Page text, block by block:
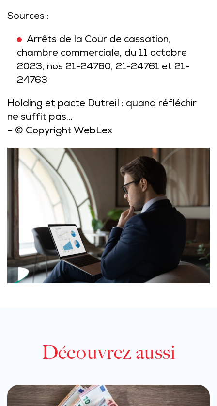
Sources :
Arrêts de la Cour de cassation,
chambre commerciale, du 11 octobre
2023, nos 21-24760, 21-24761 et 21-
24763
Holding et pacte Dutreil : quand réfléchir
ne suffit pas…
– © Copyright WebLex
Découvrez aussi